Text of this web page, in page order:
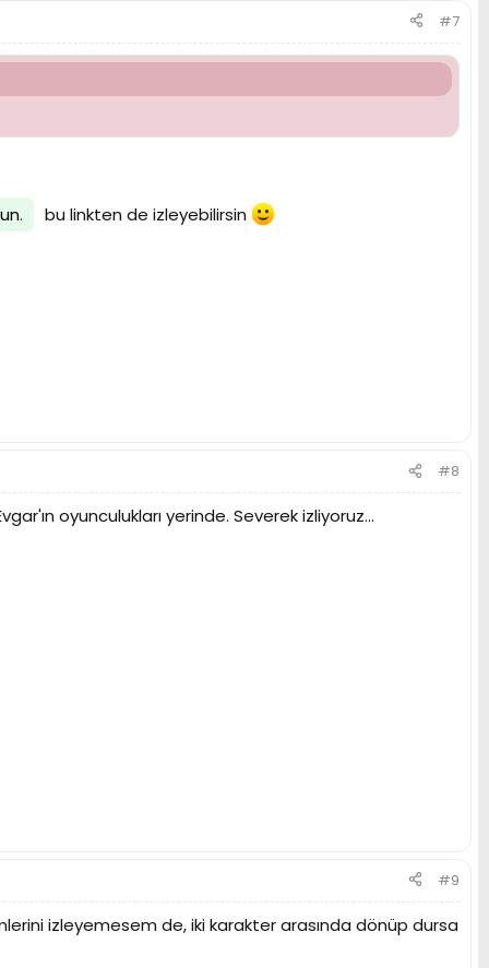
#7
. bu linkten de izleyebilirsin
#8
oyunculukları yerinde. Severek izliyoruz...
#9
izleyemesem de, iki karakter arasında dönüp dursa